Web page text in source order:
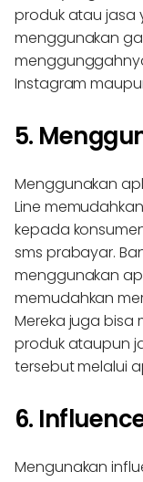
produk atau jasa
menggunakan
Instagram
5.
Menggunakan
Line
kepada
sms prabayar.
menggunakan
memudahkan
Mereka juga bisa
produk ataupun
tersebut melalui
6.
Mengunakan